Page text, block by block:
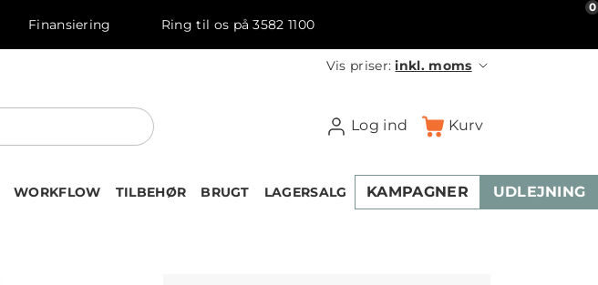
Finansiering Ring til os på 3582 1100
Vis priser:inkl. moms
Log ind Kurv
0
WORKFLOW TILBEHØR BRUGT LAGERSALG KAMPAGNER UDLEJNING